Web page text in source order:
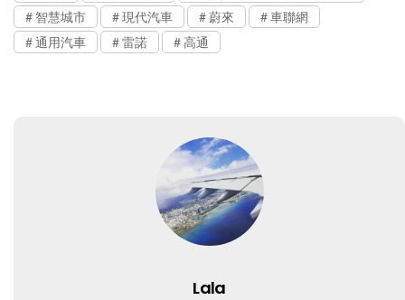
智慧城市
現代汽車 蔚來
車聯網
通用汽車
雷諾 高通
Lala